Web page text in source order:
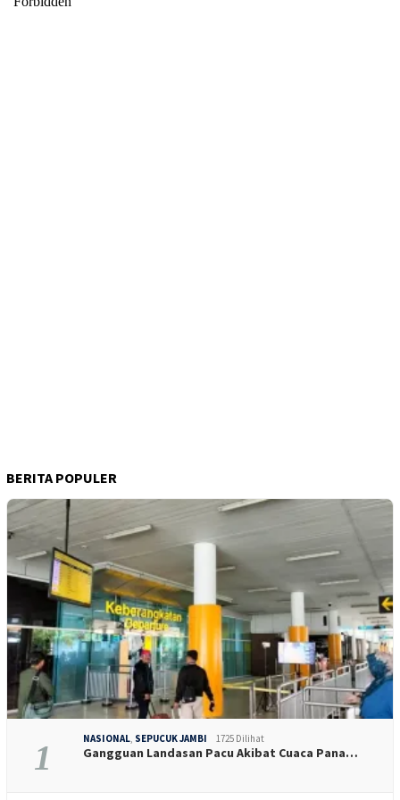
BERITA POPULER
1 NASIONAL, SEPUCUK JAMBI 1725 Dilihat
Gangguan Landasan Pacu Akibat Cuaca Pana…